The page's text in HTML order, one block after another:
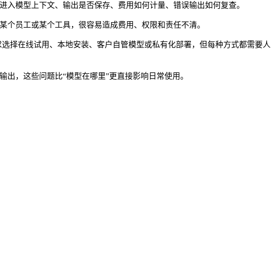
模型上下文、输出是否保存、费用如何计量、错误输出如何复查。
员工或某个工具，很容易造成费用、权限和责任不清。
择在线试用、本地安装、客户自管模型或私有化部署，但每种方式都需要人
，这些问题比“模型在哪里”更直接影响日常使用。